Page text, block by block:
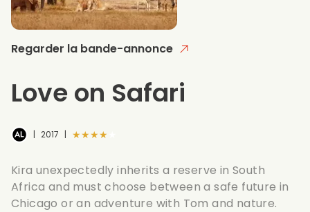
Regarder la bande-annonce
Love on Safari
| 2017 | ★★★★★
Kira unexpectedly inherits a reserve in South
Africa and must choose between a safe future in
Chicago or an adventure with Tom and nature.